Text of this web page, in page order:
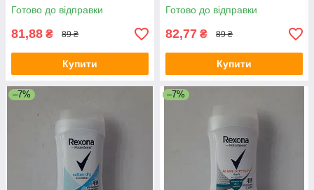
Готово до відправки
81,88 ₴ 89 ₴
Купити
Готово до відправки
82,77 ₴ 89 ₴
Купити
–7% –7%